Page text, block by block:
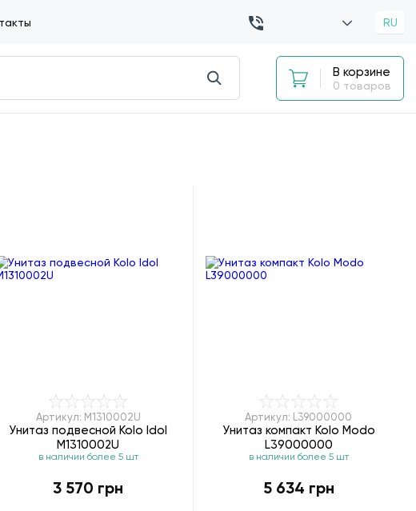
RU
В корзине
0 товаров
Артикул: M1310002U
Унитаз подвесной Kolo Idol
M1310002U
в наличии более 5 шт
3 570 грн
Артикул: L39000000
Унитаз компакт Kolo Modo
L39000000
в наличии более 5 шт
5 634 грн